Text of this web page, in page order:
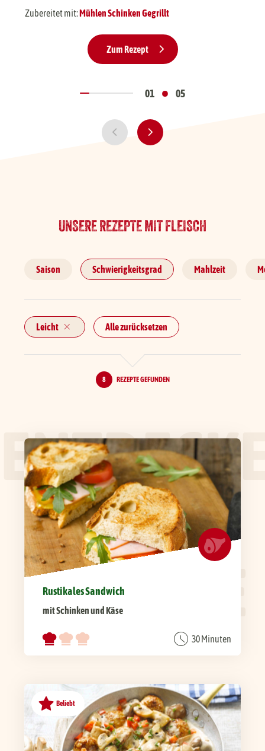
Zubereitet mit: Mühlen Schinken Gegrillt
Zum Rezept
01 • 05
UNSERE REZEPTE MIT FLEISCH
Saison Schwierigkeitsgrad Mahlzeit
Leicht Alle zurücksetzen
8 REZEPTE GEFUNDEN
UNSERE
REZEPTE
Rustikales Sandwich
mit Schinken und Käse
30 Minuten
Beliebt